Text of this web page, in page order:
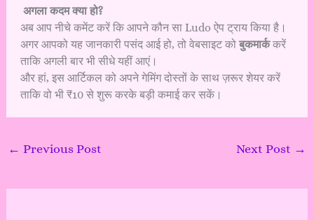
अगला कदम क्या हो?
अब आप नीचे कमेंट करें कि आपने कौन सा Ludo ऐप ट्राय किया है।
अगर आपको यह जानकारी पसंद आई हो, तो वेबसाइट को बुकमार्ककरें
ताकि अगली बार भी सीधे यहीं आएं।
और हां, इस आर्टिकल को अपने गेमिंग दोस्तों के साथ ज़रूर शेयर करें
ताकि वो भी ₹10 से शुरू करके बड़ी कमाई कर सकें।
← Previous Post Next Post →